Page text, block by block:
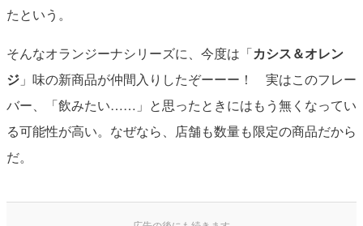
たという。
そんなオランジーナシリーズに、今度は「カシス＆オレン
ジ」味の新商品が仲間入りしたぞーーー！ 実はこのフレー
バー、「飲みたい……」と思ったときにはもう無くなってい
る可能性が高い。なぜなら、店舗も数量も限定の商品だから
だ。